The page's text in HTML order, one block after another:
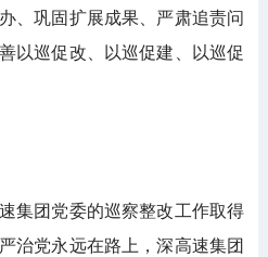
、巩固扩展成果、严肃追责问
以巡促改、以巡促建、以巡促
团党委的巡察整改工作取得
治党永远在路上，深高速集团